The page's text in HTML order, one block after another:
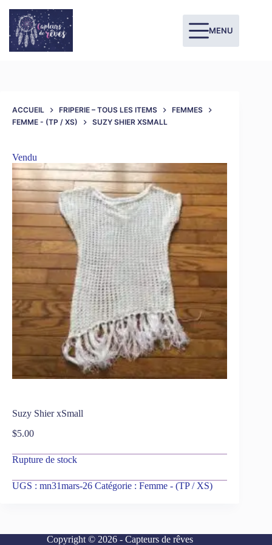
MENU
ACCUEIL FRIPERIE – TOUS LES ITEMS
FEMMES
FEMME - (TP / XS)
SUZY SHIER XSMALL
Vendu
Suzy Shier xSmall
$5.00
Rupture de stock
UGS : mn31mars-26 Catégorie : Femme - (TP / XS)
Copyright © 2026 - Capteurs de rêves